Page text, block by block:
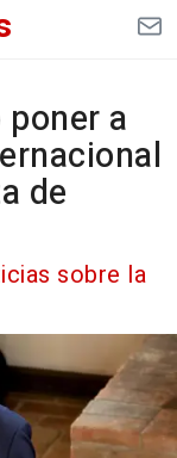
a
de
sobre la